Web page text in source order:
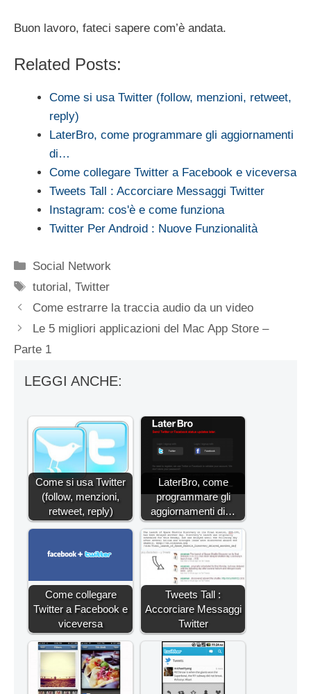
Buon lavoro, fateci sapere com’è andata.
Related Posts:
Come si usa Twitter (follow, menzioni, retweet,
reply)
LaterBro, come programmare gli aggiornamenti
di…
Come collegare Twitter a Facebook e viceversa
Tweets Tall : Accorciare Messaggi Twitter
Instagram: cos'è e come funziona
Twitter Per Android : Nuove Funzionalità
Categorie
Social Network
Tag
tutorial,Twitter
Come estrarre la traccia audio da un video
Le 5 migliori applicazioni del Mac App Store –
Parte 1
LEGGI ANCHE:
Come si usa Twitter
(follow, menzioni,
retweet, reply)
LaterBro, come
programmare gli
aggiornamenti di…
Come collegare
Twitter a Facebook e
viceversa
Tweets Tall :
Accorciare Messaggi
Twitter